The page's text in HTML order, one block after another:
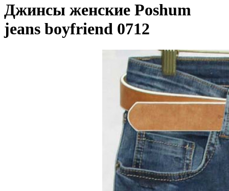
Джинсы женские Poshum
jeans boyfriend 0712